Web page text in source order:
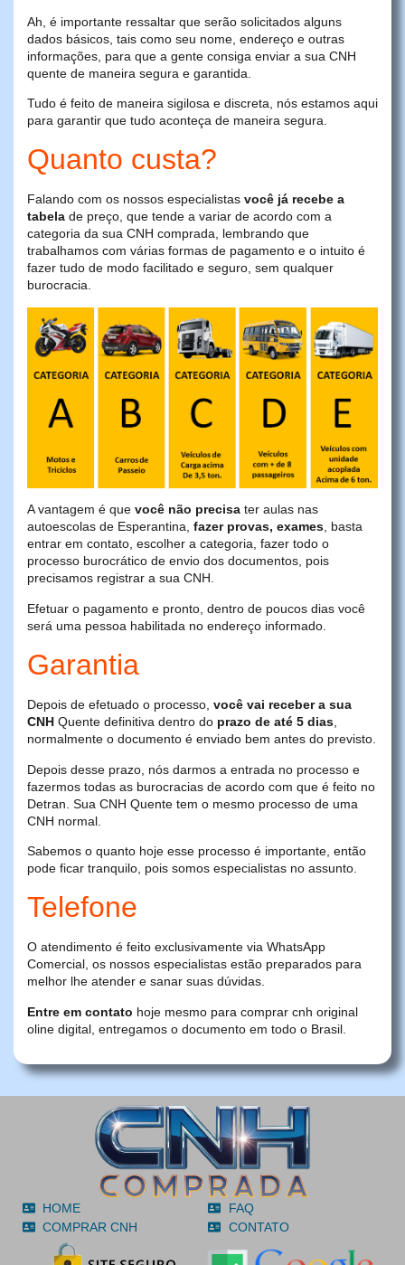
Ah, é importante ressaltar que serão solicitados alguns
dados básicos, tais como seu nome, endereço e outras
informações, para que a gente consiga enviar a sua CNH
quente de maneira segura e garantida.
Tudo é feito de maneira sigilosa e discreta, nós estamos aqui
para garantir que tudo aconteça de maneira segura.
Quanto custa?
Falando com os nossos especialistas você já recebe a
tabela de preço, que tende a variar de acordo com a
categoria da sua CNH comprada, lembrando que
trabalhamos com várias formas de pagamento e o intuito é
fazer tudo de modo facilitado e seguro, sem qualquer
burocracia.
A vantagem é que você não precisa ter aulas nas
autoescolas de Esperantina, fazer provas, exames, basta
entrar em contato, escolher a categoria, fazer todo o
processo burocrático de envio dos documentos, pois
precisamos registrar a sua CNH.
Efetuar o pagamento e pronto, dentro de poucos dias você
será uma pessoa habilitada no endereço informado.
Garantia
Depois de efetuado o processo, você vai receber a sua
CNH Quente definitiva dentro do prazo de até 5 dias,
normalmente o documento é enviado bem antes do previsto.
Depois desse prazo, nós darmos a entrada no processo e
fazermos todas as burocracias de acordo com que é feito no
Detran. Sua CNH Quente tem o mesmo processo de uma
CNH normal.
Sabemos o quanto hoje esse processo é importante, então
pode ficar tranquilo, pois somos especialistas no assunto.
Telefone
O atendimento é feito exclusivamente via WhatsApp
Comercial, os nossos especialistas estão preparados para
melhor lhe atender e sanar suas dúvidas.
Entre em contato hoje mesmo para comprar cnh original
oline digital, entregamos o documento em todo o Brasil.
HOME
COMPRAR CNH
FAQ
CONTATO